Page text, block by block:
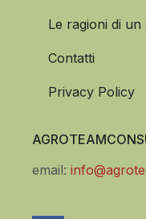
Le ragioni di un
Contatti
Privacy Policy
email: